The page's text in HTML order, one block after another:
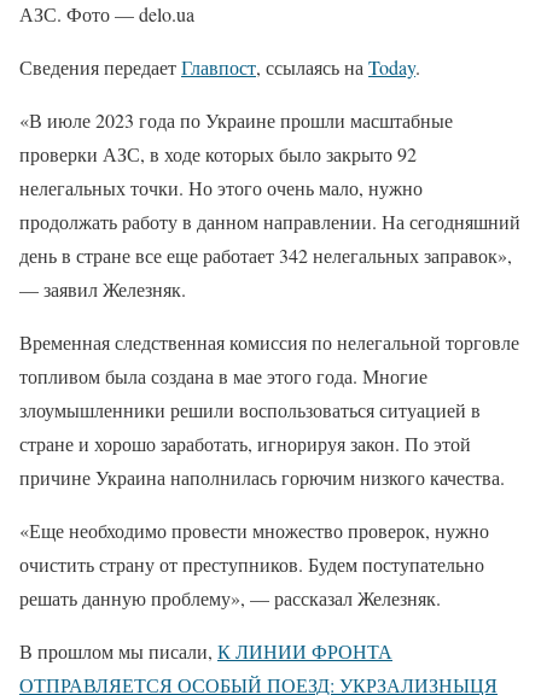
АЗС. Фото — delo.ua
Сведения передаетГлавпост, ссылаясь на Today.
«В июле 2023 года по Украине прошли масштабные
проверки АЗС, в ходе которых было закрыто 92
нелегальных точки. Но этого очень мало, нужно
продолжать работу в данном направлении. На сегодняшний
день в стране все еще работает 342 нелегальных заправок»,
— заявил Железняк.
Временная следственная комиссия по нелегальной торговле
топливом была создана в мае этого года. Многие
злоумышленники решили воспользоваться ситуацией в
стране и хорошо заработать, игнорируя закон. По этой
причине Украина наполнилась горючим низкого качества.
«Еще необходимо провести множество проверок, нужно
очистить страну от преступников. Будем поступательно
решать данную проблему», — рассказал Железняк.
В прошлом мы писали, К ЛИНИИ ФРОНТА
ОТПРАВЛЯЕТСЯ ОСОБЫЙ ПОЕЗД: УКРЗАЛИЗНЫЦЯ